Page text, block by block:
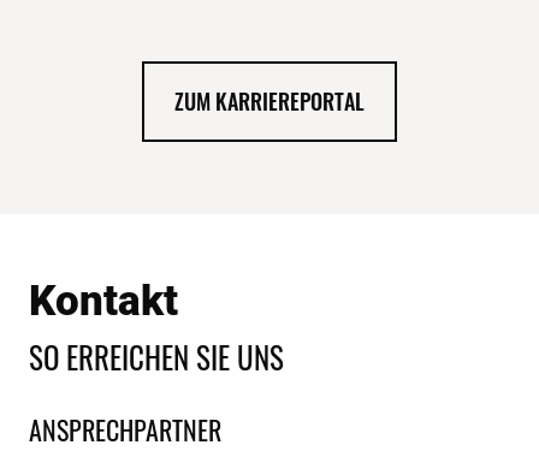
ZUM KARRIEREPORTAL
Kontakt
SO ERREICHEN SIE UNS
ANSPRECHPARTNER